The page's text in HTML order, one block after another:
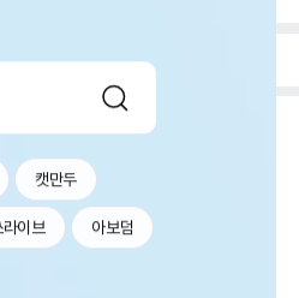
캣만두
라이브 아보덤